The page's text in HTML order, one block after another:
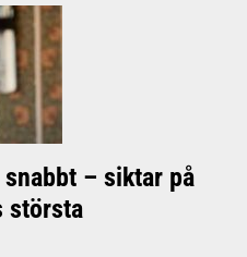
– siktar på
största